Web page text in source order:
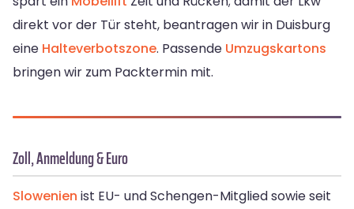
direkt vor der Tür steht, beantragen wir in Duisburg
eine Halteverbotszone. Passende Umzugskartons
bringen wir zum Packtermin mit.
Zoll, Anmeldung & Euro
Slowenien ist EU- und Schengen-Mitglied sowie seit